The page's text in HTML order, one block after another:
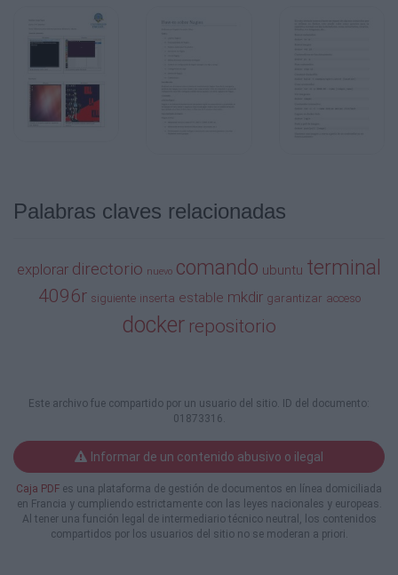
Palabras claves relacionadas
explorar directorio nuevo comando ubuntu terminal
4096r siguiente inserta estable mkdir garantizar acceso
docker repositorio
Este archivo fue compartido por un usuario del sitio. ID del documento:
01873316.
Informar de un contenido abusivo o ilegal
Caja PDF es una plataforma de gestión de documentos en línea domiciliada
en Francia y cumpliendo estrictamente con las leyes nacionales y europeas.
Al tener una función legal de intermediario técnico neutral, los contenidos
compartidos por los usuarios del sitio no se moderan a priori.